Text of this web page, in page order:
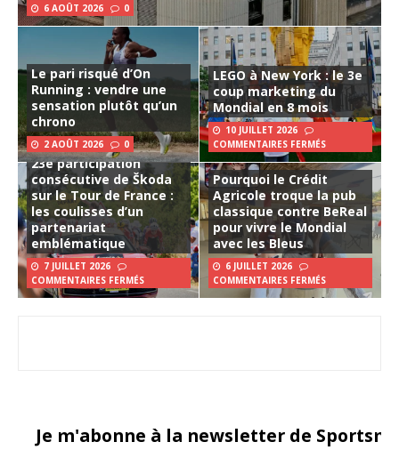
6 AOÛT 2026 0
Le pari risqué d’On
Running : vendre une
sensation plutôt qu’un
chrono
2 AOÛT 2026 0
LEGO à New York : le 3e
coup marketing du
Mondial en 8 mois
10 JUILLET 2026
COMMENTAIRES FERMÉS
23e participation
consécutive de Škoda
sur le Tour de France :
les coulisses d’un
partenariat
emblématique
7 JUILLET 2026
COMMENTAIRES FERMÉS
Pourquoi le Crédit
Agricole troque la pub
classique contre BeReal
pour vivre le Mondial
avec les Bleus
6 JUILLET 2026
COMMENTAIRES FERMÉS
Je m'abonne à la newsletter de